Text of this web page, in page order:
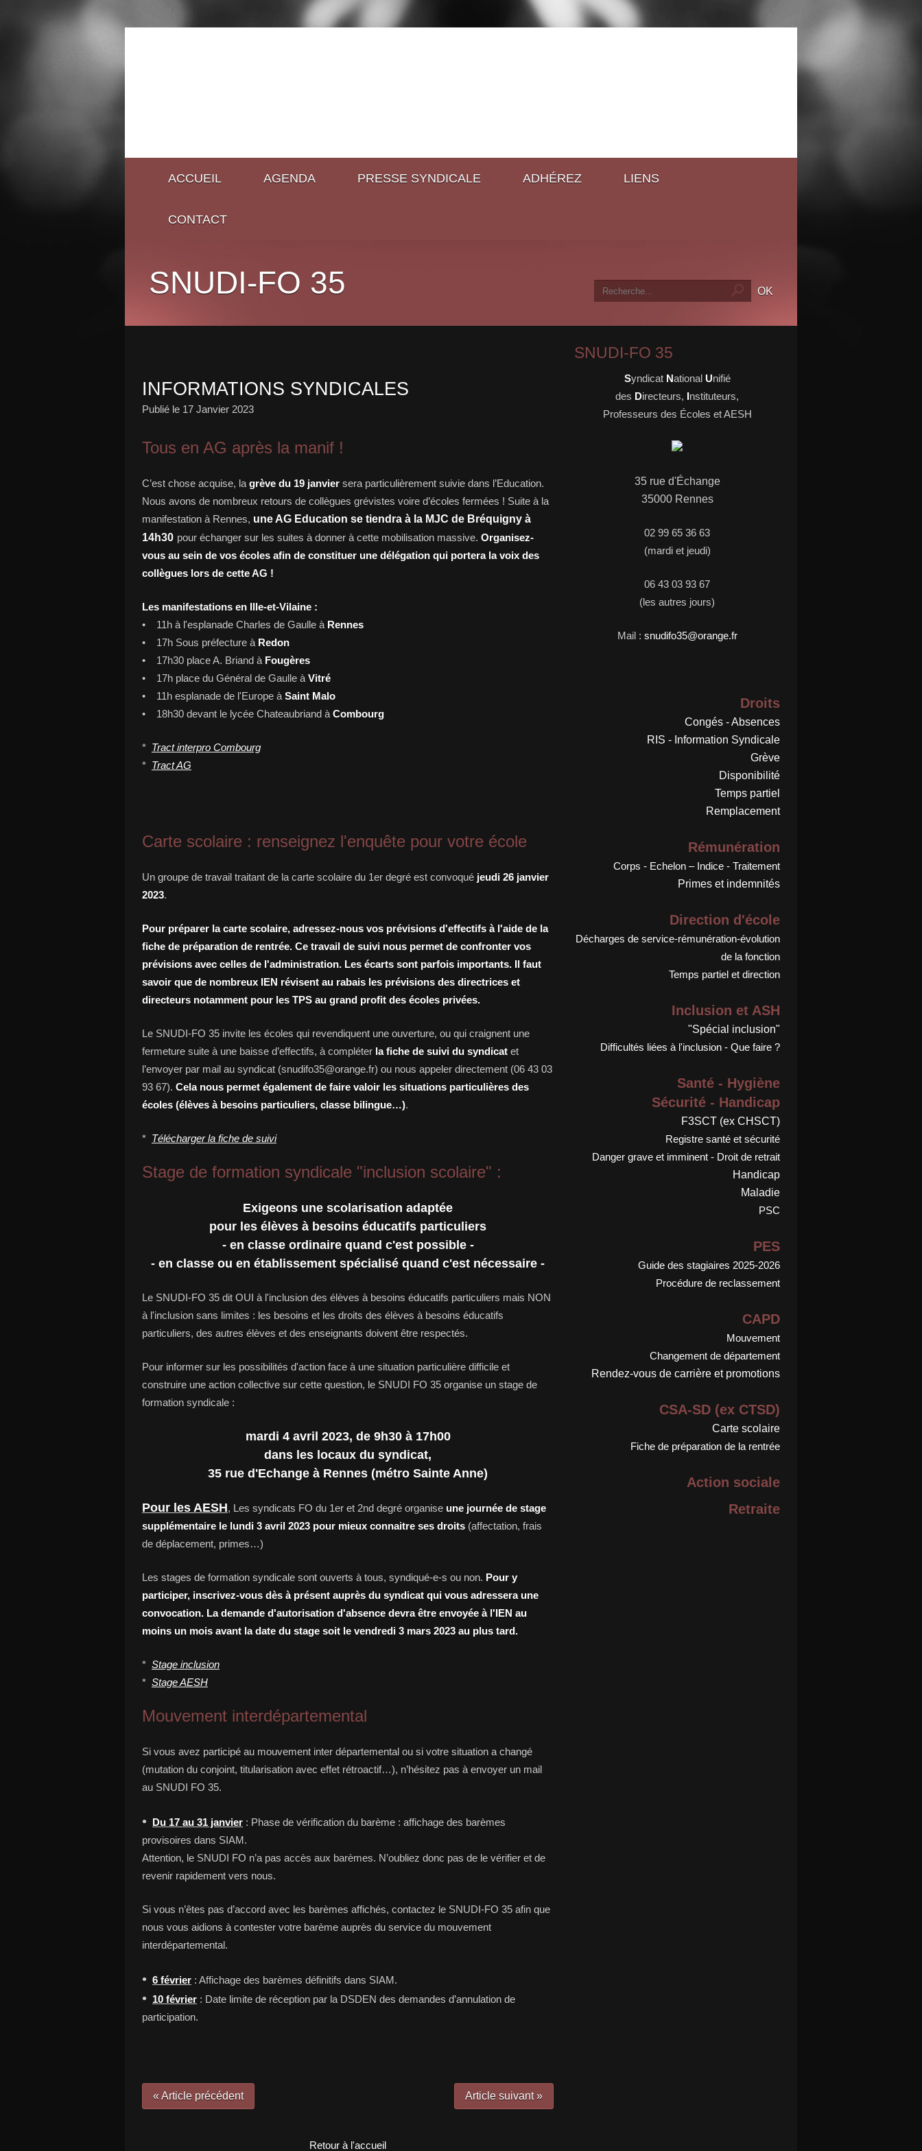
ACCUEIL AGENDA PRESSE SYNDICALE ADHÉREZ LIENS
CONTACT
SNUDI-FO 35
INFORMATIONS SYNDICALES
Publié le 17 Janvier 2023
Tous en AG après la manif !
C’est chose acquise, la grève du 19 janvier sera particulièrement suivie dans l’Education.
Nous avons de nombreux retours de collègues grévistes voire d’écoles fermées ! Suite à la
manifestation à Rennes, une AG Education se tiendra à la MJC de Bréquigny à
14h30 pour échanger sur les suites à donner à cette mobilisation massive. Organisez-
vous au sein de vos écoles afin de constituer une délégation qui portera la voix des
collègues lors de cette AG !
Les manifestations en Ille-et-Vilaine :
• 11h à l'esplanade Charles de Gaulle à Rennes
• 17h Sous préfecture à Redon
• 17h30 place A. Briand à Fougères
• 17h place du Général de Gaulle à Vitré
• 11h esplanade de l'Europe à Saint Malo
• 18h30 devant le lycée Chateaubriand à Combourg
* Tract interpro Combourg
* Tract AG
Carte scolaire : renseignez l'enquête pour votre école
Un groupe de travail traitant de la carte scolaire du 1er degré est convoqué jeudi 26 janvier
2023.
Pour préparer la carte scolaire, adressez-nous vos prévisions d'effectifs à l'aide de la
fiche de préparation de rentrée. Ce travail de suivi nous permet de confronter vos
prévisions avec celles de l'administration. Les écarts sont parfois importants. Il faut
savoir que de nombreux IEN révisent au rabais les prévisions des directrices et
directeurs notamment pour les TPS au grand profit des écoles privées.
Le SNUDI-FO 35 invite les écoles qui revendiquent une ouverture, ou qui craignent une
fermeture suite à une baisse d’effectifs, à compléter la fiche de suivi du syndicat et
l’envoyer par mail au syndicat (snudifo35@orange.fr) ou nous appeler directement (06 43 03
93 67). Cela nous permet également de faire valoir les situations particulières des
écoles (élèves à besoins particuliers, classe bilingue…).
* Télécharger la fiche de suivi
Stage de formation syndicale "inclusion scolaire" :
Exigeons une scolarisation adaptée
pour les élèves à besoins éducatifs particuliers
- en classe ordinaire quand c'est possible -
- en classe ou en établissement spécialisé quand c'est nécessaire -
Le SNUDI-FO 35 dit OUI à l'inclusion des élèves à besoins éducatifs particuliers mais NON
à l'inclusion sans limites : les besoins et les droits des élèves à besoins éducatifs
particuliers, des autres élèves et des enseignants doivent être respectés.
Pour informer sur les possibilités d'action face à une situation particulière difficile et
construire une action collective sur cette question, le SNUDI FO 35 organise un stage de
formation syndicale :
mardi 4 avril 2023, de 9h30 à 17h00
dans les locaux du syndicat,
35 rue d'Echange à Rennes (métro Sainte Anne)
Pour les AESH, Les syndicats FO du 1er et 2nd degré organise une journée de stage
supplémentaire le lundi 3 avril 2023 pour mieux connaitre ses droits (affectation, frais
de déplacement, primes…)
Les stages de formation syndicale sont ouverts à tous, syndiqué-e-s ou non. Pour y
participer, inscrivez-vous dès à présent auprès du syndicat qui vous adressera une
convocation. La demande d'autorisation d'absence devra être envoyée à l'IEN au
moins un mois avant la date du stage soit le vendredi 3 mars 2023 au plus tard.
* Stage inclusion
* Stage AESH
Mouvement interdépartemental
Si vous avez participé au mouvement inter départemental ou si votre situation a changé
(mutation du conjoint, titularisation avec effet rétroactif…), n’hésitez pas à envoyer un mail
au SNUDI FO 35.
• Du 17 au 31 janvier : Phase de vérification du barème : affichage des barèmes
provisoires dans SIAM.
Attention, le SNUDI FO n’a pas accès aux barèmes. N’oubliez donc pas de le vérifier et de
revenir rapidement vers nous.
Si vous n’êtes pas d’accord avec les barèmes affichés, contactez le SNUDI-FO 35 afin que
nous vous aidions à contester votre barème auprès du service du mouvement
interdépartemental.
• 6 février : Affichage des barèmes définitifs dans SIAM.
• 10 février : Date limite de réception par la DSDEN des demandes d’annulation de
participation.
« Article précédent Article suivant »
Retour à l'accueil
SNUDI-FO 35
Syndicat National Unifié
des Directeurs, Instituteurs,
Professeurs des Écoles et AESH
35 rue d'Échange
35000 Rennes
02 99 65 36 63
(mardi et jeudi)
06 43 03 93 67
(les autres jours)
Mail : snudifo35@orange.fr
Droits
Congés - Absences
RIS - Information Syndicale
Grève
Disponibilité
Temps partiel
Remplacement
Rémunération
Corps - Echelon – Indice - Traitement
Primes et indemnités
Direction d'école
Décharges de service-rémunération-évolution
de la fonction
Temps partiel et direction
Inclusion et ASH
"Spécial inclusion"
Difficultés liées à l'inclusion - Que faire ?
Santé - Hygiène
Sécurité - Handicap
F3SCT (ex CHSCT)
Registre santé et sécurité
Danger grave et imminent - Droit de retrait
Handicap
Maladie
PSC
PES
Guide des stagiaires 2025-2026
Procédure de reclassement
CAPD
Mouvement
Changement de département
Rendez-vous de carrière et promotions
CSA-SD (ex CTSD)
Carte scolaire
Fiche de préparation de la rentrée
Action sociale
Retraite